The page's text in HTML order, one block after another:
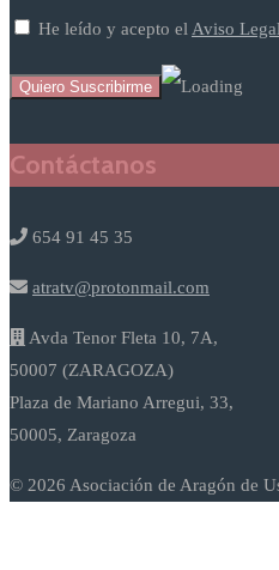
He leído y acepto elAviso
Contáctanos
654 91 45 35
atratv@protonmail.com
Avda Tenor Fleta 10, 7A,
50007 (ZARAGOZA)
Plaza de Mariano Arregui, 33,
50005, Zaragoza
© 2026 Asociación de Aragón de